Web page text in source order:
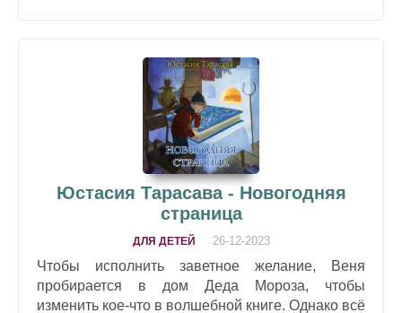
Юстасия Тарасава - Новогодняя
страница
ДЛЯ ДЕТЕЙ 26-12-2023
Чтобы исполнить заветное желание, Веня
пробирается в дом Деда Мороза, чтобы
изменить кое-что в волшебной книге. Однако всё